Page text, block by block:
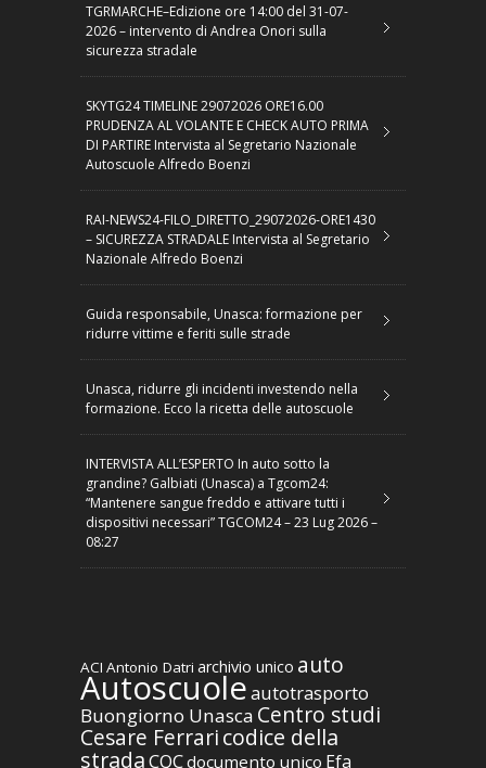
TGRMARCHE–Edizione ore 14:00 del 31-07-
2026 – intervento di Andrea Onori sulla
sicurezza stradale
SKYTG24 TIMELINE 29072026 ORE16.00
PRUDENZA AL VOLANTE E CHECK AUTO PRIMA
DI PARTIRE Intervista al Segretario Nazionale
Autoscuole Alfredo Boenzi
RAI-NEWS24-FILO_DIRETTO_29072026-ORE1430
– SICUREZZA STRADALE Intervista al Segretario
Nazionale Alfredo Boenzi
Guida responsabile, Unasca: formazione per
ridurre vittime e feriti sulle strade
Unasca, ridurre gli incidenti investendo nella
formazione. Ecco la ricetta delle autoscuole
INTERVISTA ALL’ESPERTO In auto sotto la
grandine? Galbiati (Unasca) a Tgcom24:
“Mantenere sangue freddo e attivare tutti i
dispositivi necessari” TGCOM24 – 23 Lug 2026 –
08:27
ACI Antonio Datri archivio unico auto
Autoscuoleautotrasporto
Buongiorno Unasca Centro studi
Cesare Ferraricodice della
stradaCQCdocumento unico Efa